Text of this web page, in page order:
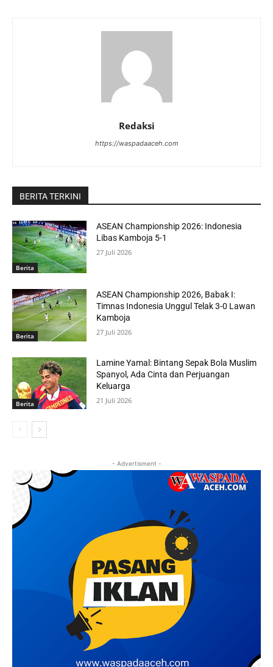
Redaksi
https://waspadaaceh.com
BERITA TERKINI
Berita
ASEAN Championship 2026: Indonesia
Libas Kamboja 5-1
27 Juli 2026
Berita
ASEAN Championship 2026, Babak I:
Timnas Indonesia Unggul Telak 3-0 Lawan
Kamboja
27 Juli 2026
Berita
Lamine Yamal: Bintang Sepak Bola Muslim
Spanyol, Ada Cinta dan Perjuangan
Keluarga
21 Juli 2026
- Advertisment -